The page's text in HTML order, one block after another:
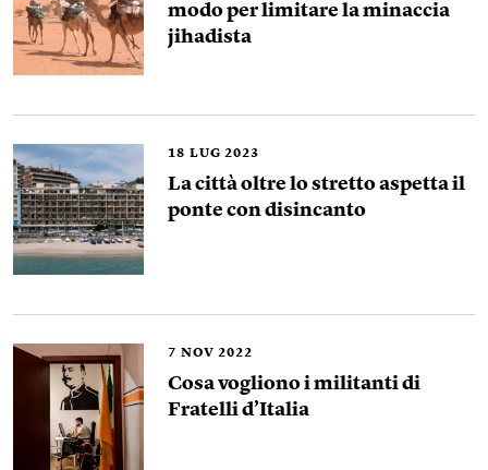
modo per limitare la minaccia
jihadista
18 LUG 2023
La città oltre lo stretto aspetta il
ponte con disincanto
7 NOV 2022
Cosa vogliono i militanti di
Fratelli d’Italia